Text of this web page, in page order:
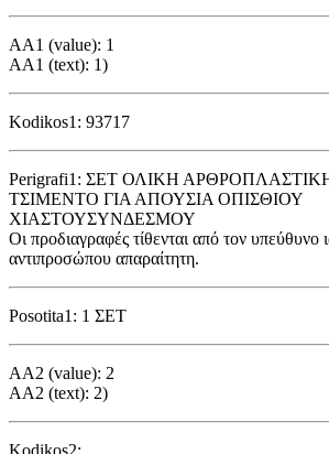
AA1 (value): 1
AA1 (text): 1)
Kodikos1: 93717
Perigrafi1: ΣΕΤ ΟΛΙΚΗ
ΤΣΙΜΕΝΤΟ ΓΙΑ ΑΠΟΥΣΙΑ ΟΠΙΣΘΙΟΥ
ΧΙΑΣΤΟΥΣΥΝΔΕΣΜΟΥ
Οι προδιαγραφές τίθενται από τον υπεύθυνο
αντιπροσώπου απαραίτητη.
Posotita1: 1 ΣΕΤ
AA2 (value): 2
AA2 (text): 2)
Kodikos2: